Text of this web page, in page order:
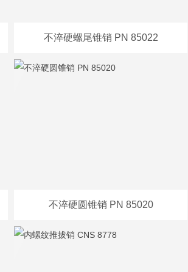
不淬硬螺尾锥销 PN 85022
不淬硬圆锥销 PN 85020